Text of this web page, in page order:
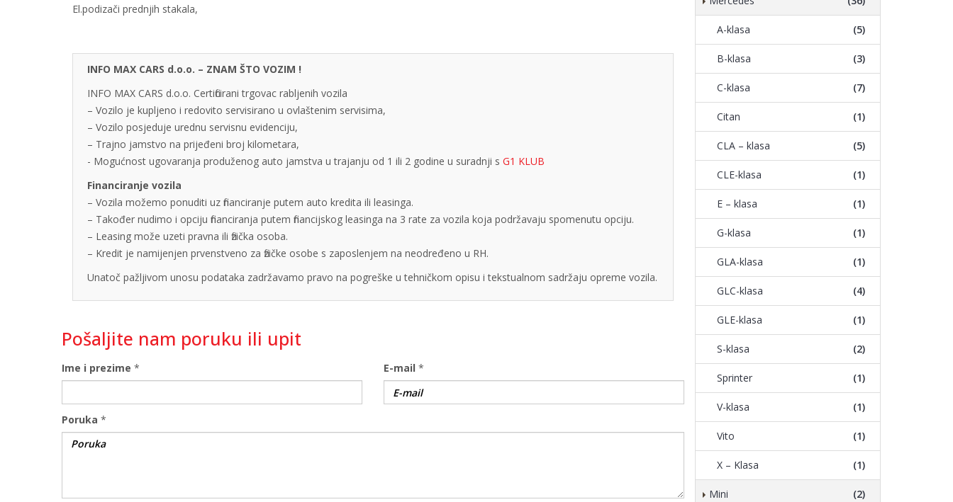
El.podizači prednjih stakala,
INFO MAX CARS d.o.o. – ZNAM ŠTO VOZIM !
INFO MAX CARS d.o.o. Certificirani trgovac rabljenih vozila
– Vozilo je kupljeno i redovito servisirano u ovlaštenim servisima,
– Vozilo posjeduje urednu servisnu evidenciju,
– Trajno jamstvo na prijeđeni broj kilometara,
- Mogućnost ugovaranja produženog auto jamstva u trajanju od 1 ili 2 godine u suradnji s G1 KLUB
Financiranje vozila
– Vozila možemo ponuditi uz financiranje putem auto kredita ili leasinga.
– Također nudimo i opciju financiranja putem financijskog leasinga na 3 rate za vozila koja podržavaju spomenutu opciju.
– Leasing može uzeti pravna ili fizička osoba.
– Kredit je namijenjen prvenstveno za fizičke osobe s zaposlenjem na neodređeno u RH.
Unatoč pažljivom unosu podataka zadržavamo pravo na pogreške u tehničkom opisu i tekstualnom sadržaju opreme vozila.
Pošaljite nam poruku ili upit
Ime i prezime * E-mail *
Poruka *
A-klasa (5)
B-klasa (3)
C-klasa (7)
Citan (1)
CLA – klasa (5)
CLE-klasa (1)
E – klasa (1)
G-klasa (1)
GLA-klasa (1)
GLC-klasa (4)
GLE-klasa (1)
S-klasa (2)
Sprinter (1)
V-klasa (1)
Vito (1)
X – Klasa (1)
Mini (2)